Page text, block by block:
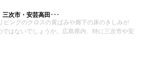
次市・安芸高田･･･
ビングのクロスの黄ばみや廊下の床のきしみが
はないでしょうか。広島県内、特に三次市や安